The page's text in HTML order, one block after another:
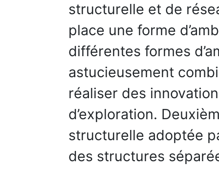
structurelle et de
place une forme
différentes formes
astucieusement
réaliser des
d’exploration.
structurelle adoptée
des structures